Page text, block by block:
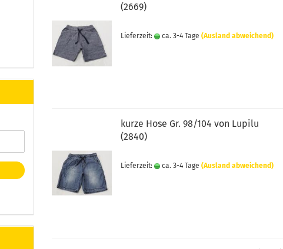
(2669)
Lieferzeit: ca. 3-4 Tage (Ausland abweichend)
kurze Hose Gr. 98/104 von Lupilu
(2840)
Lieferzeit: ca. 3-4 Tage (Ausland abweichend)